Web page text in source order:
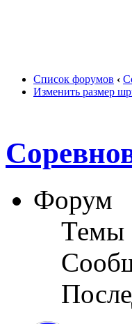
Список форумов ‹
Изменить размер
Форум
Темы